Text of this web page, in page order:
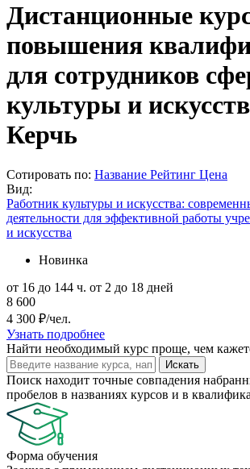
Дистанционные
повышения
для сотрудников
культуры и
Керчь
Сотировать по: Название Рейтинг Цена
Вид:
Работник культуры и искусства:
деятельности для эффективной работы
и искусства
Новинка
от 16 до 144 ч. от 2 до 18 дней
8 600
4 300 ₽/чел.
Узнать подробнее
Найти необходимый курс проще, чем
Искать
Поиск находит точные совпадения
пробелов в названиях курсов и в
Форма обучения